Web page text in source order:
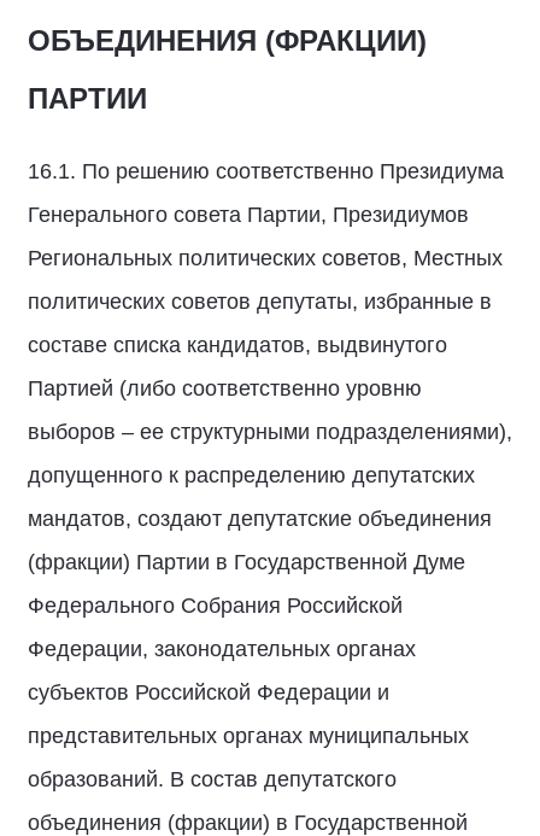
ОБЪЕДИНЕНИЯ (ФРАКЦИИ)
ПАРТИИ
16.1. По решению соответственно Президиума
Генерального совета Партии, Президиумов
Региональных политических советов, Местных
политических советов депутаты, избранные в
составе списка кандидатов, выдвинутого
Партией (либо соответственно уровню
выборов – ее структурными подразделениями),
допущенного к распределению депутатских
мандатов, создают депутатские объединения
(фракции) Партии в Государственной Думе
Федерального Собрания Российской
Федерации, законодательных органах
субъектов Российской Федерации и
представительных органах муниципальных
образований. В состав депутатского
объединения (фракции) в Государственной